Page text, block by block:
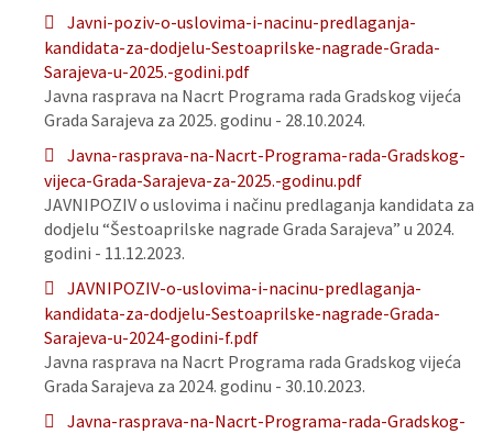
Javni-poziv-o-uslovima-i-nacinu-predlaganja-
kandidata-za-dodjelu-Sestoaprilske-nagrade-Grada-
Sarajeva-u-2025.-godini.pdf
Javna rasprava na Nacrt Programa rada Gradskog vijeća
Grada Sarajeva za 2025. godinu - 28.10.2024.
Javna-rasprava-na-Nacrt-Programa-rada-Gradskog-
vijeca-Grada-Sarajeva-za-2025.-godinu.pdf
JAVNIPOZIV o uslovima i načinu predlaganja kandidata za
dodjelu “Šestoaprilske nagrade Grada Sarajeva” u 2024.
godini - 11.12.2023.
JAVNIPOZIV-o-uslovima-i-nacinu-predlaganja-
kandidata-za-dodjelu-Sestoaprilske-nagrade-Grada-
Sarajeva-u-2024-godini-f.pdf
Javna rasprava na Nacrt Programa rada Gradskog vijeća
Grada Sarajeva za 2024. godinu - 30.10.2023.
Javna-rasprava-na-Nacrt-Programa-rada-Gradskog-